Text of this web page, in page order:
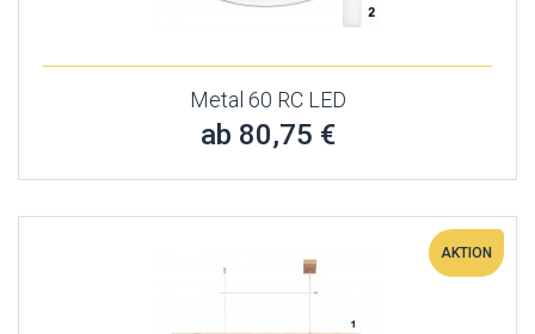
Metal 60 RC LED
ab 80,75 €
AKTION